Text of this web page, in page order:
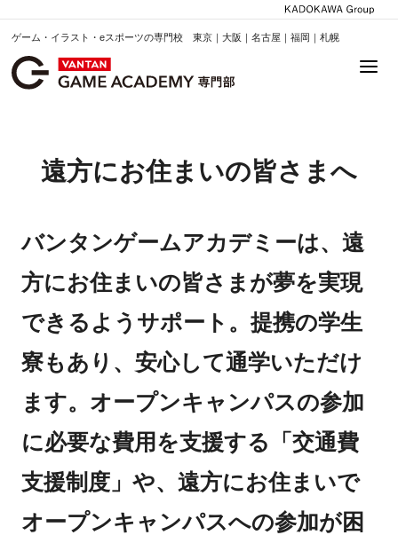
ゲーム・イラスト・eスポーツの専門校 東京｜大阪｜名古屋｜福岡｜札幌
遠方にお住まいの皆さまへ
バンタンゲームアカデミーは、遠
方にお住まいの皆さまが夢を実現
できるようサポート。提携の学生
寮もあり、安心して通学いただけ
ます。オープンキャンパスの参加
に必要な費用を支援する「交通費
支援制度」や、遠方にお住まいで
オープンキャンパスへの参加が困